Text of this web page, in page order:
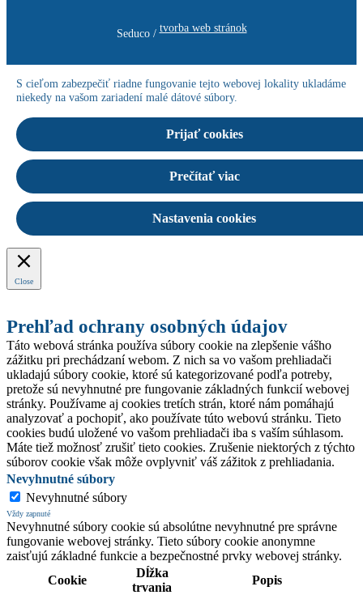
Seduco / tvorba web stránok
S cieľom zabezpečiť riadne fungovanie tejto webovej lokality ukladáme
niekedy na vašom zariadení malé dátové súbory.
Prijať cookies
Prečítať viac
Nastavenia cookies
Close
Prehľad ochrany osobných údajov
Táto webová stránka používa súbory cookie na zlepšenie vášho
zážitku pri prechádzaní webom. Z nich sa vo vašom prehliadači
ukladajú súbory cookie, ktoré sú kategorizované podľa potreby,
pretože sú nevyhnutné pre fungovanie základných funkcií webovej
stránky. Používame aj cookies tretích strán, ktoré nám pomáhajú
analyzovať a pochopiť, ako používate túto webovú stránku. Tieto
cookies budú uložené vo vašom prehliadači iba s vaším súhlasom.
Máte tiež možnosť zrušiť tieto cookies. Zrušenie niektorých z týchto
súborov cookie však môže ovplyvniť váš zážitok z prehliadania.
Nevyhnutné súbory
Nevyhnutné súbory
Vždy zapnuté
Nevyhnutné súbory cookie sú absolútne nevyhnutné pre správne
fungovanie webovej stránky. Tieto súbory cookie anonymne
zaisťujú základné funkcie a bezpečnostné prvky webovej stránky.
Cookie
Dĺžka
trvania
Popis